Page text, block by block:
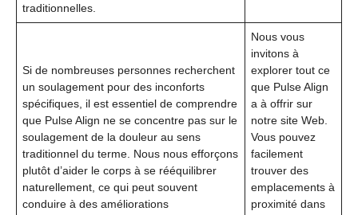
traditionnelles.
Si de nombreuses personnes recherchent
un soulagement pour des inconforts
spécifiques, il est essentiel de comprendre
que Pulse Align ne se concentre pas sur le
soulagement de la douleur au sens
traditionnel du terme. Nous nous efforçons
plutôt d’aider le corps à se rééquilibrer
naturellement, ce qui peut souvent
conduire à des améliorations
Nous vous
invitons à
explorer tout ce
que Pulse Align
a à offrir sur
notre site Web.
Vous pouvez
facilement
trouver des
emplacements à
proximité dans